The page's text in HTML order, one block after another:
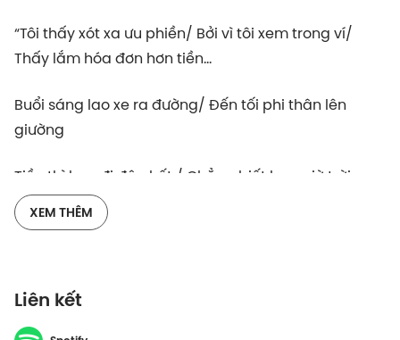
“Tôi thấy xót xa ưu phiền/ Bởi vì tôi xem trong ví/
Thấy lắm hóa đơn hơn tiền…
Buổi sáng lao xe ra đường/ Đến tối phi thân lên
giường
Tiền thì bay đi đâu hết / Chẳng biết bao giờ trời
thương thân mình”
để “hồi máu” vì đã bào sức lực quá nhiều cho công
việc. Vài người khác thường xuyên rơi vào tình trạng
XEM THÊM
Liên kết